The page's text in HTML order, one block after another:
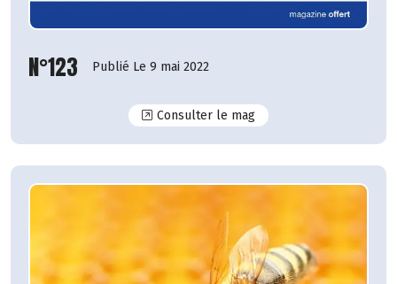
N°123 Publié Le 9 mai 2022
Consulter le magN°123